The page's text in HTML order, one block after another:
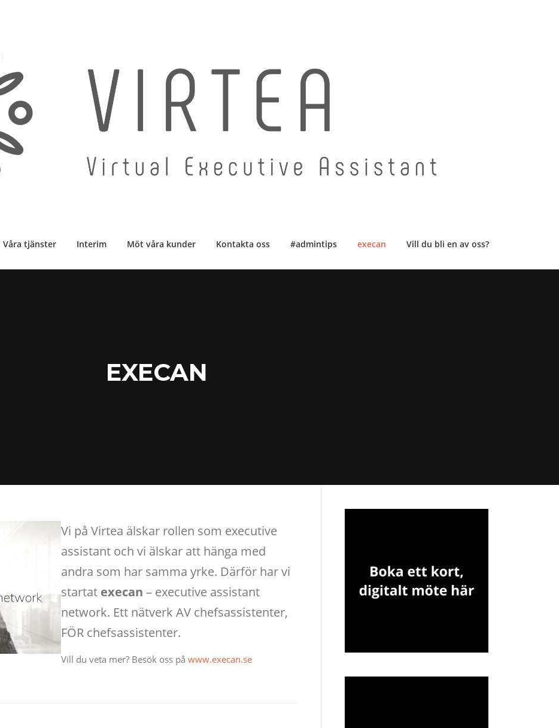
Våra tjänster Interim Möt våra kunder Kontakta oss #admintips execan Vill du bli en av oss?
EXECAN
Vi på Virtea älskar rollen som executive
assistant och vi älskar att hänga med
andra som har samma yrke. Därför har vi
startat execan – executive assistant
network. Ett nätverk AV chefsassistenter,
FÖR chefsassistenter.
Vill du veta mer? Besök oss på www.execan.se